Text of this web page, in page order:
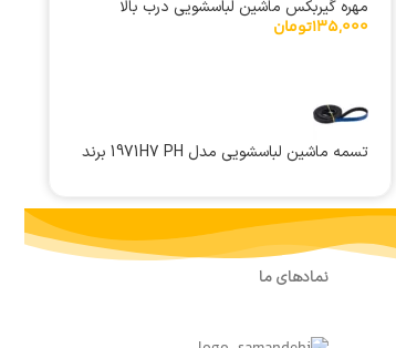
مهره گیربکس ماشین لباسشویی درب بالا
135,000تومان
تسمه ماشین لباسشویی مدل 1971H7 PH برند
نمادهای ما